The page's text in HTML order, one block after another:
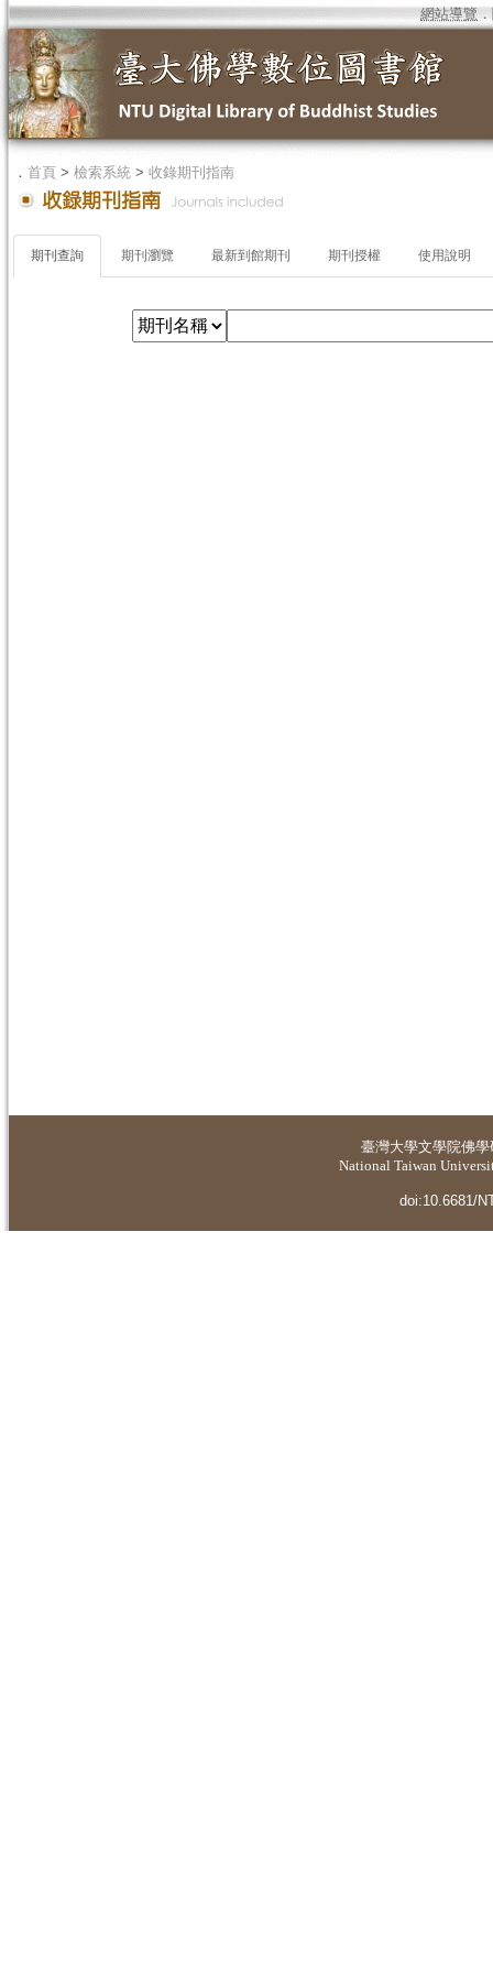
網站導覽 ．
． 首頁 > 檢索系統 > 收錄期刊指南
期刊查詢 期刊瀏覽 最新到館期刊 期刊授權 使用說明
臺灣大學文學院佛
National Taiwan
doi:10.6681/